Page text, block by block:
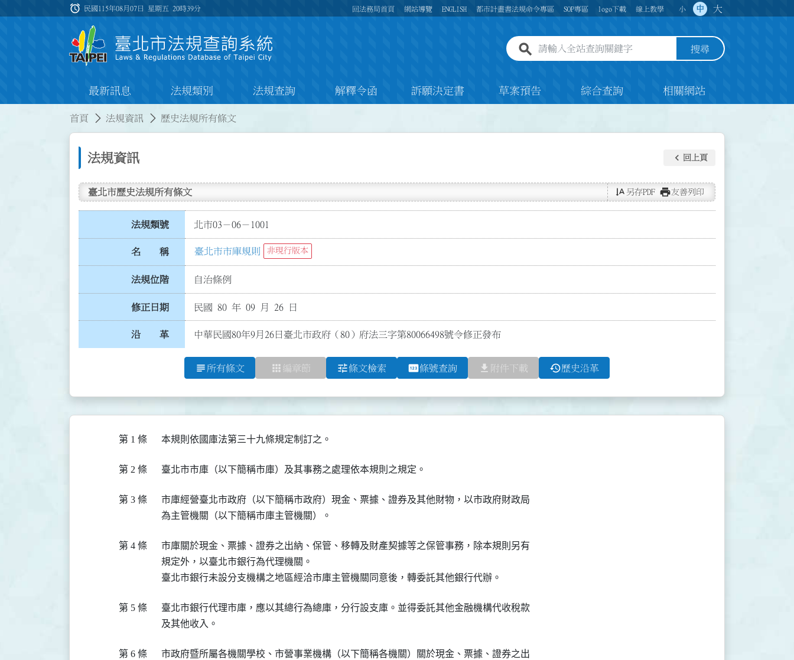
:::
alarm 民國115年08月07日 星期五20時39分 回法務局首頁 網站導覽 ENGLISH 都市計畫書法規命令專區 SOP專區 logo下載 線上教學 小 中 大
全站查詢關鍵字欄位 搜尋
最新訊息 法規類別 法規查詢 解釋令函 訴願決定書 草案預告 綜合查詢 相關網站
首頁 法規資訊 歷史法規所有條文
法規資訊 keyboard_arrow_left 回上頁
臺北市歷史法規所有條文 text_rotate_vertical 另存PDF print友善列印
法規類號 北市03－06－1001
名 稱 臺北市市庫規則 非現行版本
法規位階 自治條例
修正日期 民國 80 年 09 月 26 日
沿 革 中華民國80年9月26日臺北市政府（80）府法三字第80066498號令修正發布
subject 所有條文 apps 編章節 tune條文檢索 pin條號查詢 file_download 附件下載 history歷史沿革
第 1 條
第 2 條
第 3 條
  市庫經營臺北市政府（以下簡稱市政府）現金、票據、證券及其他財物，以市政府財政局
第 4 條
  市庫關於現金、票據、證券之出納、保管、移轉及財產契據等之保管事務，除本規則另有
  規定外，以臺北市銀行為代理機關。
第 5 條
  臺北市銀行代理市庫，應以其總行為總庫，分行設支庫。並得委託其他金融機構代收稅款
第 6 條
  市政府暨所屬各機關學校、市營事業機構（以下簡稱各機關）關於現金、票據、證券之出